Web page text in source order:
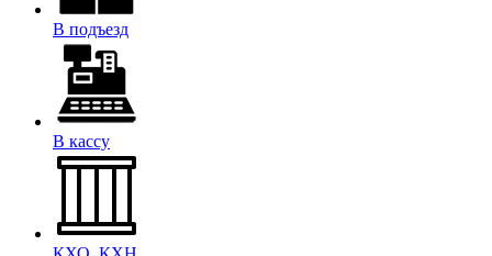
В подъезд
В кассу